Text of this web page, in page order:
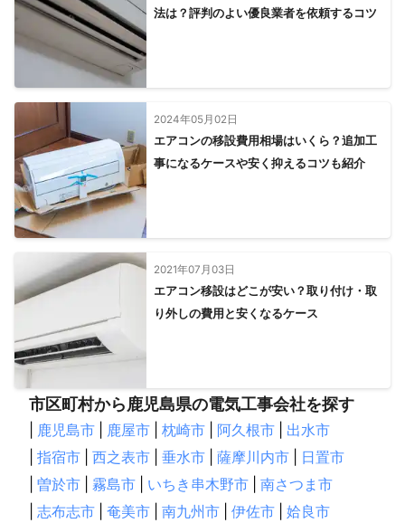
法は？評判のよい優良業者を依頼するコツ
2024年05月02日
エアコンの移設費用相場はいくら？追加工
事になるケースや安く抑えるコツも紹介
2021年07月03日
エアコン移設はどこが安い？取り付け・取
り外しの費用と安くなるケース
市区町村から鹿児島県の電気工事会社を探す
鹿児島市 鹿屋市 枕崎市 阿久根市
出水市
指宿市 西之表市 垂水市 薩摩川内市
日置市
曽於市 霧島市 いちき串木野市
南さつま市
志布志市 奄美市 南九州市 伊佐市
姶良市